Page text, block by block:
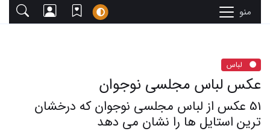
منو
لباس
عکس لباس مجلسی نوجوان
51 عکس از لباس مجلسی نوجوان که درخشان
ترین استایل ها را نشان می دهد